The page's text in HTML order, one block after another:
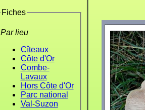
Fiches
Par lieu
Cîteaux
Côte d'Or
Combe-
Lavaux
Hors Côte d'Or
Parc national
Val-Suzon